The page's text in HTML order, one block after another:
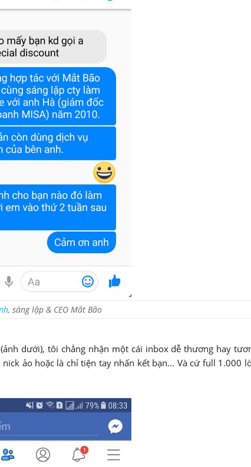
, sáng lập & CEO Mắt Bão
dưới), tôi chẳng nhận một cái inbox dễ thương hay
ảo hoặc là chỉ tiện tay nhấn kết bạn... Và cứ full 1.000